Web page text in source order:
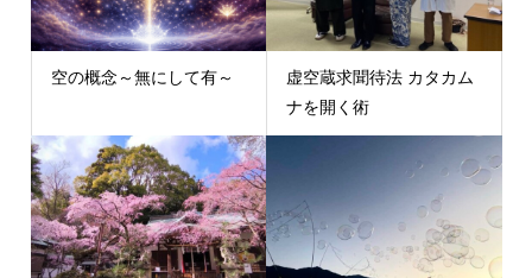
空の概念～無にして有～
虚空蔵求聞待法 カタカム
ナを開く術